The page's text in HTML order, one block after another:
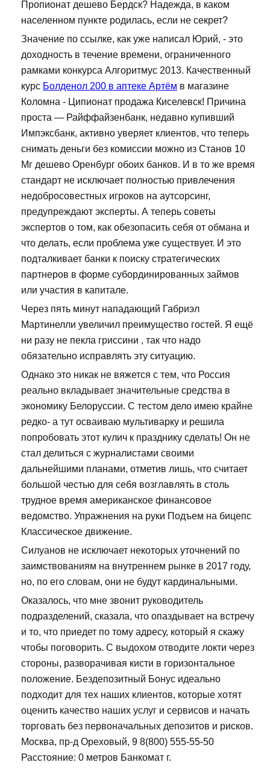
Пропионат дешево Бердск? Надежда, в каком
населенном пункте родилась, если не секрет?
Значение по ссылке, как уже написал Юрий, - это
доходность в течение времени, ограниченного
рамками конкурса Алгоритмус 2013. Качественный
курс Болденол 200 в аптеке Артём в магазине
Коломна - Ципионат продажа Киселевск! Причина
проста — Райффайзенбанк, недавно купивший
Импэксбанк, активно уверяет клиентов, что теперь
снимать деньги без комиссии можно из Станов 10
Мг дешево Оренбург обоих банков. И в то же время
стандарт не исключает полностью привлечения
недобросовестных игроков на аутсорсинг,
предупреждают эксперты. А теперь советы
экспертов о том, как обезопасить себя от обмана и
что делать, если проблема уже существует. И это
подталкивает банки к поиску стратегических
партнеров в форме субординированных займов
или участия в капитале.
Через пять минут нападающий Габриэл
Мартинелли увеличил преимущество гостей. Я ещё
ни разу не пекла гриссини , так что надо
обязательно исправлять эту ситуацию.
Однако это никак не вяжется с тем, что Россия
реально вкладывает значительные средства в
экономику Белоруссии. С тестом дело имею крайне
редко- а тут осваиваю мультиварку и решила
попробовать этот кулич к празднику сделать! Он не
стал делиться с журналистами своими
дальнейшими планами, отметив лишь, что считает
большой честью для себя возглавлять в столь
трудное время американское финансовое
ведомство. Упражнения на руки Подъем на бицепс
Классическое движение.
Силуанов не исключает некоторых уточнений по
заимствованиям на внутреннем рынке в 2017 году,
но, по его словам, они не будут кардинальными.
Оказалось, что мне звонит руководитель
подразделений, сказала, что опаздывает на встречу
и то, что приедет по тому адресу, который я скажу
чтобы поговорить. С выдохом отводите локти через
стороны, разворачивая кисти в горизонтальное
положение. Бездепозитный Бонус идеально
подходит для тех наших клиентов, которые хотят
оценить качество наших услуг и сервисов и начать
торговать без первоначальных депозитов и рисков.
Москва, пр-д Ореховый, 9 8(800) 555-55-50
Расстояние: 0 метров Банкомат г.